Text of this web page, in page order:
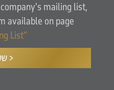
mailing list,
available on page
List”
שליחה >